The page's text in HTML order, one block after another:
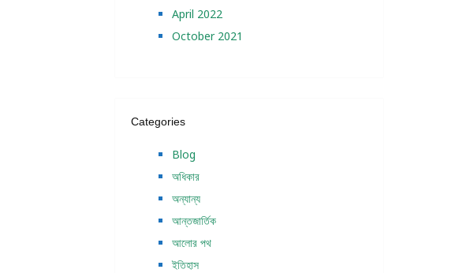
April 2022
October 2021
Categories
Blog
অধিকার
অন্যান্য
আন্তজার্তিক
আলোর পথ
ইতিহাস